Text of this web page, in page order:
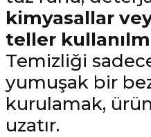
kimyasallar
teller
Temizliği
yumuşak bir
kurulamak,
uzatır.